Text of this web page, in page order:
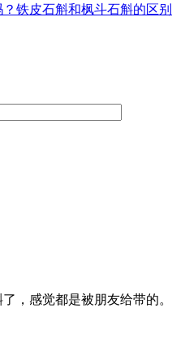
铁皮石斛和枫斗石斛的区别
，感觉都是被朋友给带的。